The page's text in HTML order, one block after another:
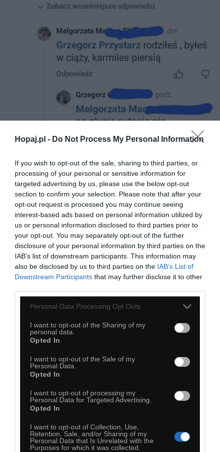
Hopaj.pl - Do Not Process My Personal Information
If you wish to opt-out of the sale, sharing to third parties, or
processing of your personal or sensitive information for
targeted advertising by us, please use the below opt-out
section to confirm your selection. Please note that after your
opt-out request is processed you may continue seeing
interest-based ads based on personal information utilized by
us or personal information disclosed to third parties prior to
your opt-out. You may separately opt-out of the further
disclosure of your personal information by third parties on the
IAB’s list of downstream participants. This information may
also be disclosed by us to third parties on the IAB’s List of
Downstream Participants that may further disclose it to other
Personal Data Processing Opt Outs
I want to opt-out of the Sharing of my
personal data.
Opted In
I want to opt-out of the Sale of my
Personal Data.
Opted In
I want to opt-out of processing my
Personal Data for Targeted Advertising.
Opted In
I want to opt-out of Collection, Use,
Retention, Sale, and/or Sharing of my
Personal Data that Is Unrelated with the
Purposes for which it was collected.
20
Kopiuj link
Komentuj Dodaj do ulubionych Dodaj do przyjaciół
No i dobrze